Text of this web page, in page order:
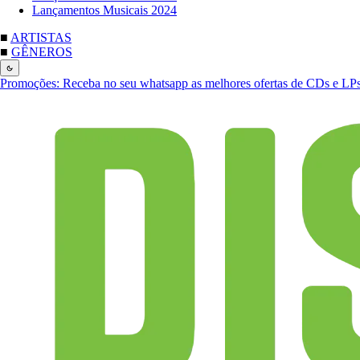
Lançamentos Musicais 2024
■ ARTISTAS
■ GÊNEROS
Promoções: Receba no seu whatsapp as melhores ofertas de CDs e